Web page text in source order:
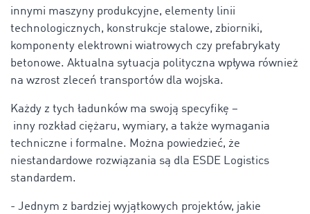
innymi maszyny produkcyjne, elementy linii
technologicznych, konstrukcje stalowe, zbiorniki,
komponenty elektrowni wiatrowych czy prefabrykaty
betonowe. Aktualna sytuacja polityczna wpływa również
na wzrost zleceń transportów dla wojska.
Każdy z tych ładunków ma swoją specyﬁkę –
inny rozkład ciężaru, wymiary, a także wymagania
techniczne i formalne. Można powiedzieć, że
niestandardowe rozwiązania są dla ESDE Logistics
standardem.
- Jednym z bardziej wyjątkowych projektów, jakie